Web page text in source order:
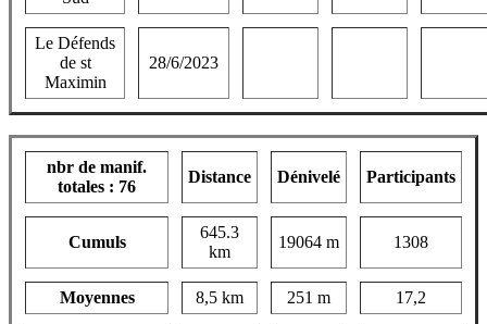
Le Défends
de st
Maximin
28/6/2023
nbr de manif.
totales : 76
Distance Dénivelé Participants
Cumuls
645.3
km
19064 m 1308
Moyennes 8,5 km 251 m 17,2